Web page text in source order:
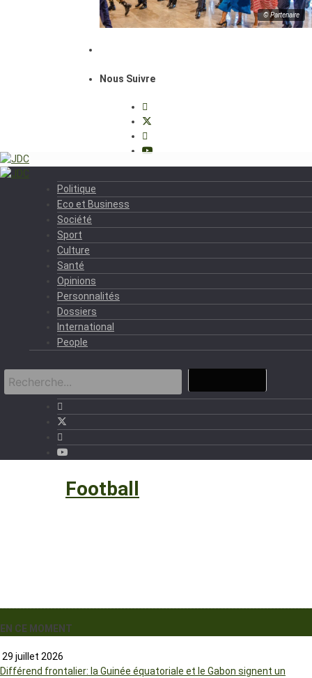
© Partenaire
Nous Suivre
Politique
Eco et Business
Société
Sport
Culture
Santé
Opinions
Personnalités
Dossiers
International
People
Football
EN CE MOMENT
29 juillet 2026
Différend frontalier: la Guinée équatoriale et le Gabon signent un